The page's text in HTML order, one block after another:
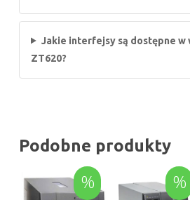
Jakie interfejsy są dostępne w
ZT620?
Podobne produkty
% %